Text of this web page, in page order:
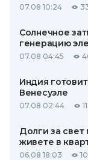
07.08 10:24
Солнечное
генерацию
07.08 04:45
Индия
Венесуэле
07.08 02:44
Долги за свет
живете в
06.08 18:03